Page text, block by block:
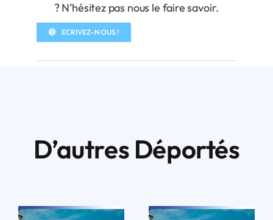
? N’hésitez pas nous le faire savoir.
ECRIVEZ-NOUS !
D’autres Déportés